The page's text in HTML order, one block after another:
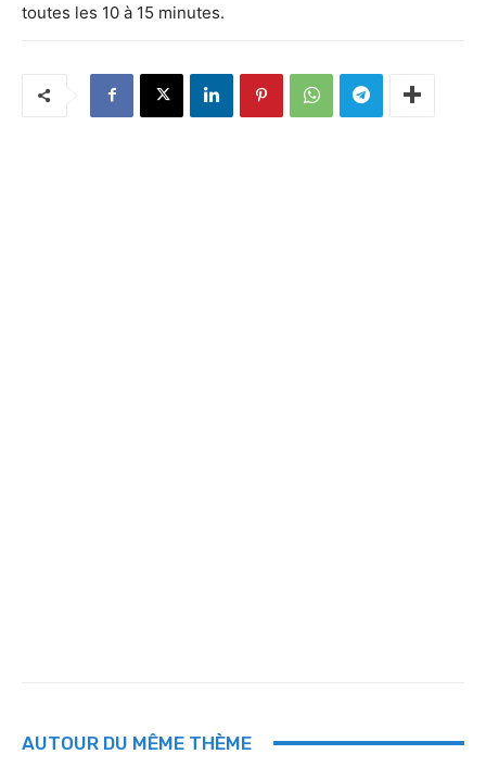
toutes les 10 à 15 minutes.
AUTOUR DU MÊME THÈME